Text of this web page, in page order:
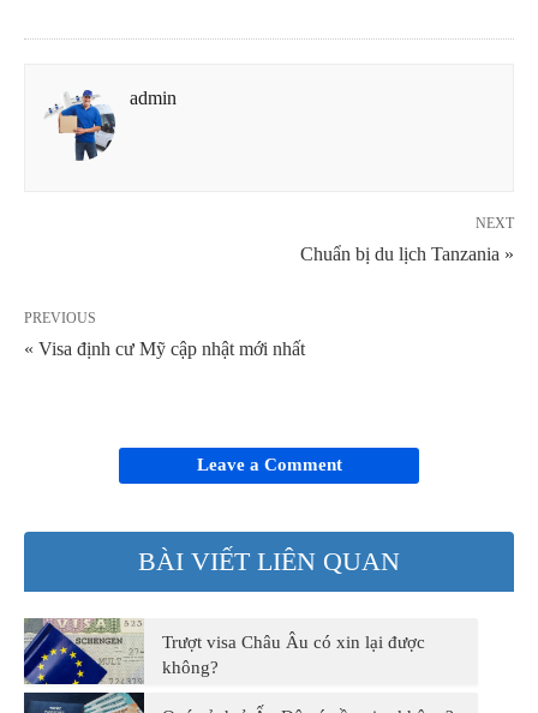
admin
NEXT
Chuẩn bị du lịch Tanzania »
PREVIOUS
« Visa định cư Mỹ cập nhật mới nhất
Leave a Comment
BÀI VIẾT LIÊN QUAN
Trượt visa Châu Âu có xin lại được
không?